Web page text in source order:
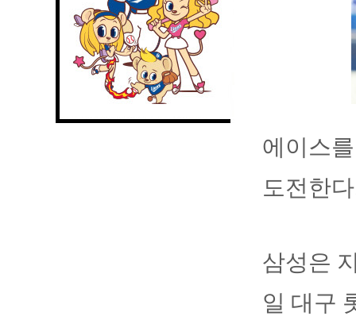
에이스
도전한
삼성은
일 대구